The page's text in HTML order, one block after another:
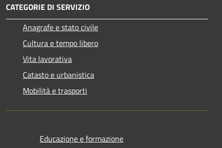
CATEGORIE DI SERVIZIO
Anagrafe e stato civile
Cultura e tempo libero
Vita lavorativa
Catasto e urbanistica
Mobilità e trasporti
Educazione e formazione